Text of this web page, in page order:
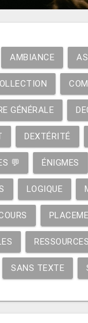
AMBIANCE
GÉNÉRALE
DEXTÉRITÉ
💬 ÉNIGMES
LOGIQUE
RESSOURCES
SANS TEXTE